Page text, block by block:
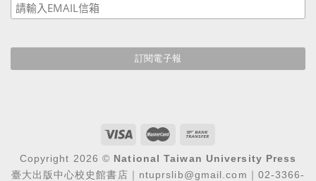
Copyright 2026 © National Taiwan University Press
臺大出版中心校史館書店｜ntuprslib@gmail.com｜02-3366-